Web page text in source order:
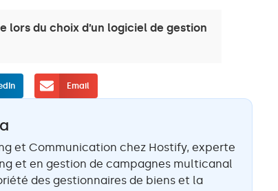
du choix d’un logiciel de gestion
Email
et Communication chez Hostify, experte
et en gestion de campagnes multicanal
des gestionnaires de biens et la